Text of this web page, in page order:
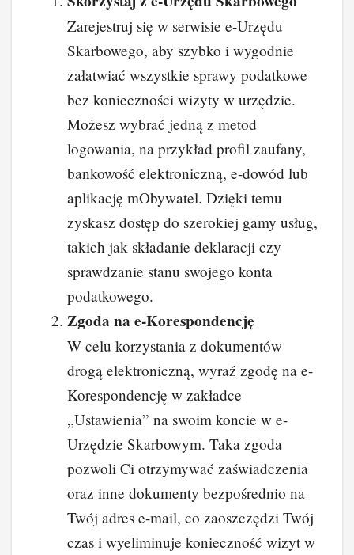
Zarejestruj się w serwisie e-Urzędu
Skarbowego, aby szybko i wygodnie
załatwiać wszystkie sprawy podatkowe
bez konieczności wizyty w urzędzie.
Możesz wybrać jedną z metod
logowania, na przykład profil zaufany,
bankowość elektroniczną, e-dowód lub
aplikację mObywatel. Dzięki temu
zyskasz dostęp do szerokiej gamy usług,
takich jak składanie deklaracji czy
sprawdzanie stanu swojego konta
podatkowego.
Zgoda na e-Korespondencję
W celu korzystania z dokumentów
drogą elektroniczną, wyraź zgodę na e-
Korespondencję w zakładce
„Ustawienia” na swoim koncie w e-
Urzędzie Skarbowym. Taka zgoda
pozwoli Ci otrzymywać zaświadczenia
oraz inne dokumenty bezpośrednio na
Twój adres e-mail, co zaoszczędzi Twój
czas i wyeliminuje konieczność wizyt w